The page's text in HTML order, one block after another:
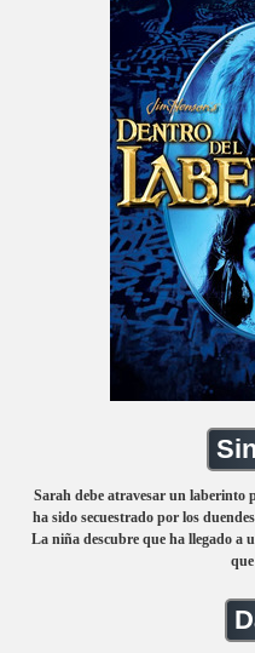
Sarah debe atravesar un laberinto
ha sido secuestrado por los
La niña descubre que ha llegado a